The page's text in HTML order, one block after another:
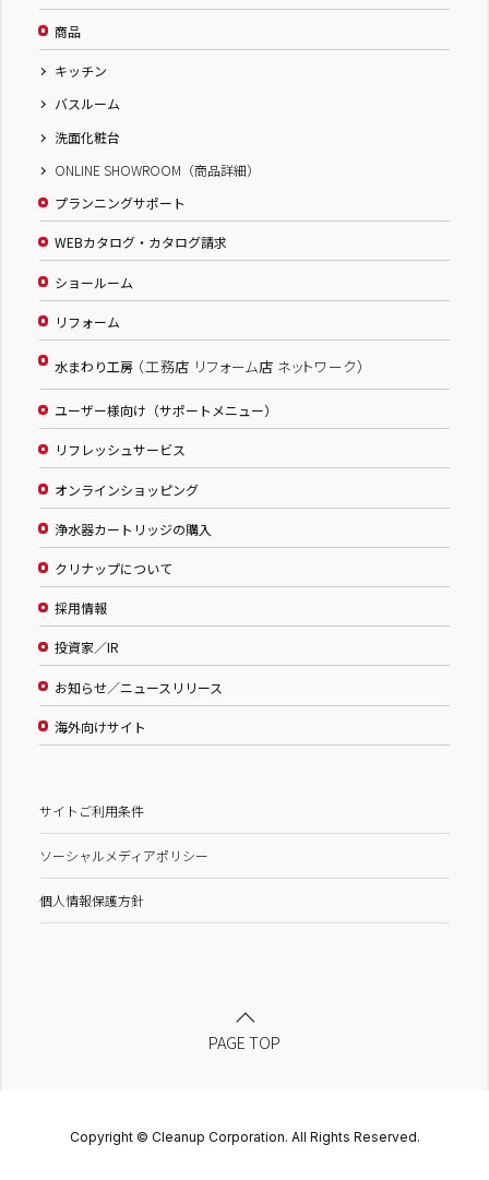
商品
キッチン
バスルーム
洗面化粧台
ONLINE SHOWROOM（商品詳細）
プランニングサポート
WEBカタログ・カタログ請求
ショールーム
リフォーム
水まわり工房 （工務店 リフォーム店 ネットワーク）
ユーザー様向け（サポートメニュー）
リフレッシュサービス
オンラインショッピング
浄水器カートリッジの購入
クリナップについて
採用情報
投資家／IR
お知らせ／ニュースリリース
海外向けサイト
サイトご利用条件
ソーシャルメディアポリシー
個人情報保護方針
PAGE TOP
Copyright © Cleanup Corporation. All Rights Reserved.